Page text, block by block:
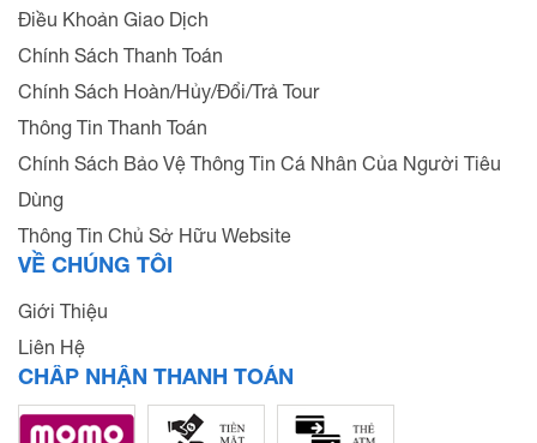
Điều Khoản Giao Dịch
Chính Sách Thanh Toán
Chính Sách Hoàn/Hủy/Đổi/Trả Tour
Thông Tin Thanh Toán
Chính Sách Bảo Vệ Thông Tin Cá Nhân Của Người Tiêu
Dùng
Thông Tin Chủ Sở Hữu Website
VỀ CHÚNG TÔI
Giới Thiệu
Liên Hệ
CHẤP NHẬN THANH TOÁN